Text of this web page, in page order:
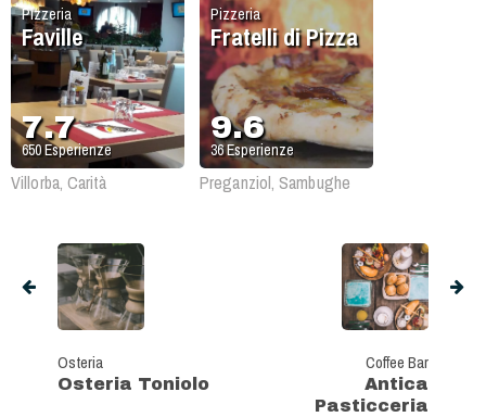
Pizzeria
Faville
7.7
650Esperienze
Villorba, Carità
Pizzeria
Fratelli di Pizza
9.6
36Esperienze
Preganziol, Sambughe
Osteria
Osteria Toniolo
Coffee Bar
Antica
Pasticceria